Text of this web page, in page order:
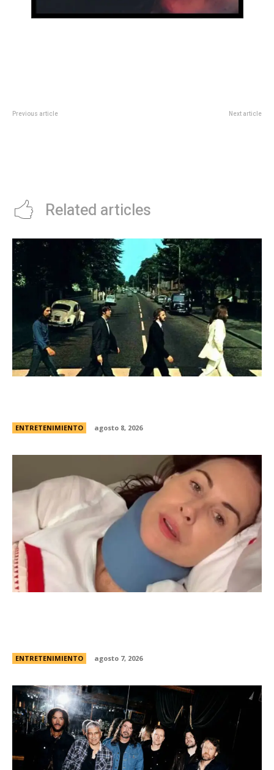
Previous article Next article
Related articles
ENTRETENIMIENTO agosto 8, 2026
ENTRETENIMIENTO agosto 7, 2026